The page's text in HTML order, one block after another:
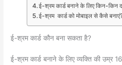
ई-श्रम कार्ड बनाने के लिए किन-किन
ई-श्रम कार्ड को मोबाइल से कैसे
ई-श्रम कार्ड कौन बना सकता है?
ई-श्रम कार्ड बनाने के लिए व्यक्ति की उम्र